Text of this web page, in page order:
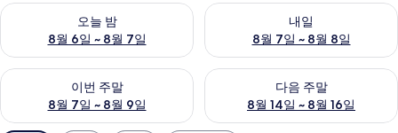
오늘 밤
8월 6일 ~ 8월 7일
오늘 밤 예약 가능 여부 확인, 8월 6일 ~ 8월 7일
내일
8월 7일 ~ 8월 8일
내일 예약 가능 여부 확인, 8월
이번 주말
8월 7일 ~ 8월 9일
이번 주말 예약 가능 여부 확인, 8월 7일 ~ 8월 9일
다음 주말
8월 14일 ~ 8월 16일
다음 주말 예약 가능 여부 확인,